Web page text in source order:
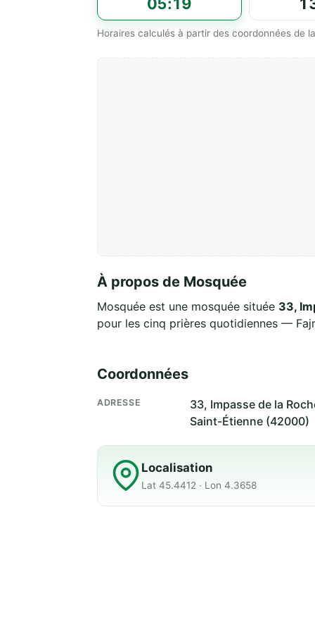
Horaires calculés à partir des coordonnées de
À propos de Mosquée
Mosquée est une mosquée située 33,
pour les cinq prières quotidiennes —
Coordonnées
ADRESSE
33, Impasse de la
Saint-Étienne (42000)
Localisation
Lat 45.4412 · Lon 4.3658